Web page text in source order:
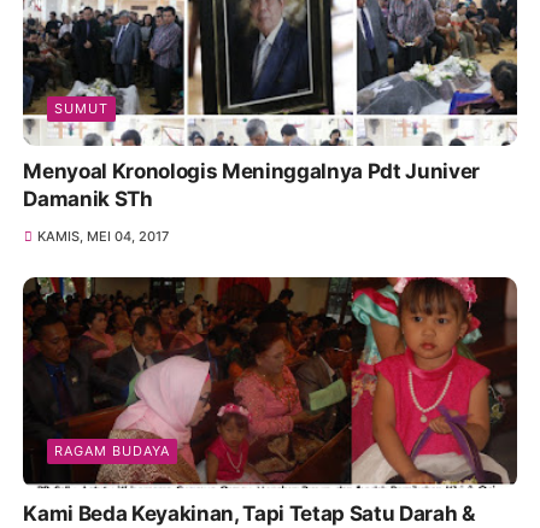
SUMUT
Menyoal Kronologis Meninggalnya Pdt Juniver
Damanik STh
KAMIS, MEI 04, 2017
RAGAM BUDAYA
Kami Beda Keyakinan, Tapi Tetap Satu Darah &